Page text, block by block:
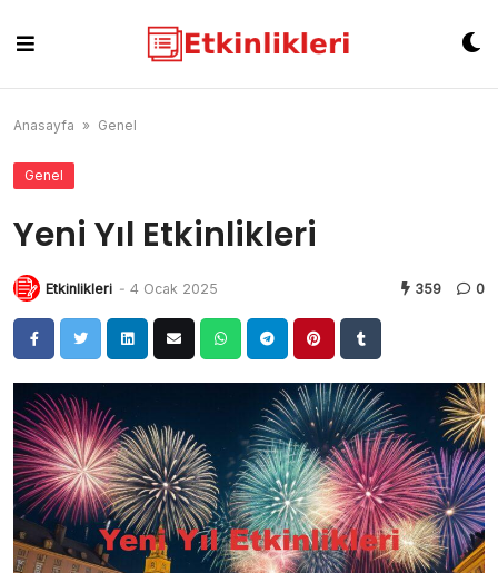
content
Anasayfa » Genel
Genel
Yeni Yıl Etkinlikleri
Etkinlikleri - 4 Ocak 2025 359 0